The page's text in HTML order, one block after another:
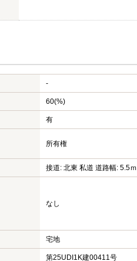
-
60(%)
有
所有権
接道: 北東 私道 道路幅: 5.5ｍ
なし
宅地
第25UDI1K建00411号